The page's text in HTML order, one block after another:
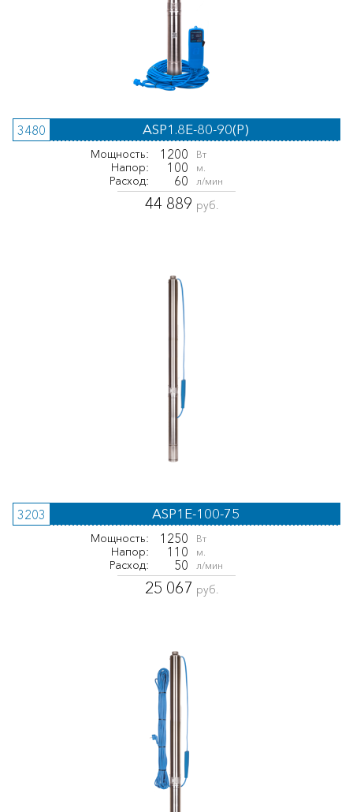
3480 ASP1.8E-80-90(P)
Мощность: 1200 Вт
Напор: 100 м.
Расход: 60 л/мин
44 889 руб.
3203 ASP1E-100-75
Мощность: 1250 Вт
Напор: 110 м.
Расход: 50 л/мин
25 067 руб.